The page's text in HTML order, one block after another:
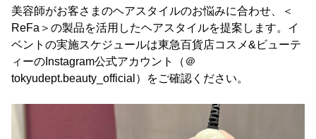
美容師がお客さまのヘアスタイルのお悩みに合わせ、＜
ReFa＞の製品を活用したヘアスタイルを提案します。イ
ベントの実施スケジュールは東急百貨店コスメ&ビューテ
ィーのInstagram公式アカウント（＠
tokyudept.beauty_official）をご確認ください。